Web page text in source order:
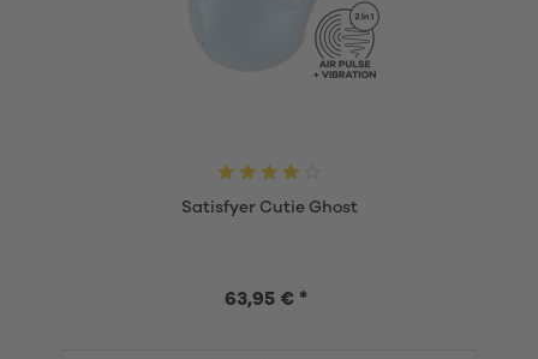
Satisfyer Cutie Ghost
63,95 € *